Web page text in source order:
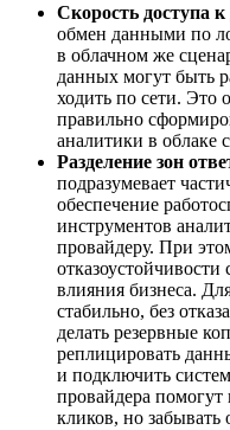
Скорость доступа
обмен данными по
в облачном же
данных могут быть
ходить по сети. Это
правильно
аналитики в облаке
Разделение зон
подразумевает
обеспечение
инструментов
провайдеру. При
отказоустойчивости
влияния бизнеса.
стабильно, без
делать резервные
реплицировать
и подключить
провайдера помогут
кликов, но забывать